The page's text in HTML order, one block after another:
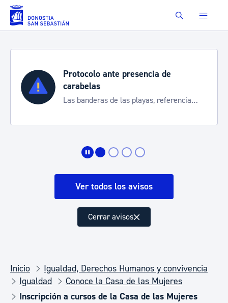
Saltar al contenido principal Buscar
Protocolo ante presencia de
carabelas
Las banderas de las playas, referencia
Ver todos los avisos
Cerrar avisos
Inicio
Igualdad, Derechos Humanos y convivencia
Igualdad
Conoce la Casa de las Mujeres
Inscripción a cursos de la Casa de las Mujeres